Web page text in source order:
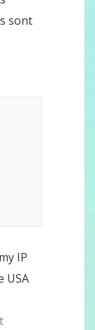
sont
IP
USA